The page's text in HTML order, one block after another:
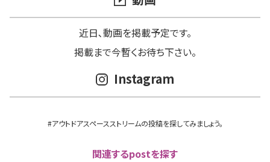
近日､動画を掲載予定です。
掲載まで今暫くお待ち下さい。
Instagram
#アウトドアスペースストリームの投稿を探してみましょう。
関連するpostを探す